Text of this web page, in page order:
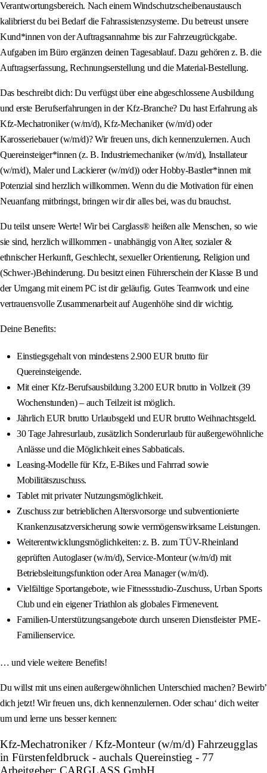
Verantwortungsbereich. Nach einem Windschutzscheibenaustausch
kalibrierst du bei Bedarf die Fahrassistenzsysteme. Du betreust unsere
Kund*innen von der Auftragsannahme bis zur Fahrzeugrückgabe.
Aufgaben im Büro ergänzen deinen Tagesablauf. Dazu gehören z. B. die
Auftragserfassung, Rechnungserstellung und die Material-Bestellung.
Das beschreibt dich: Du verfügst über eine abgeschlossene Ausbildung
und erste Berufserfahrungen in der Kfz-Branche? Du hast Erfahrung als
Kfz-Mechatroniker (w/m/d), Kfz-Mechaniker (w/m/d) oder
Karosseriebauer (w/m/d)? Wir freuen uns, dich kennenzulernen. Auch
Quereinsteiger*innen (z. B. Industriemechaniker (w/m/d), Installateur
(w/m/d), Maler und Lackierer (w/m/d)) oder Hobby-Bastler*innen mit
Potenzial sind herzlich willkommen. Wenn du die Motivation für einen
Neuanfang mitbringst, bringen wir dir alles bei, was du brauchst.
Du teilst unsere Werte! Wir bei Carglass® heißen alle Menschen, so wie
sie sind, herzlich willkommen - unabhängig von Alter, sozialer &
ethnischer Herkunft, Geschlecht, sexueller Orientierung, Religion und
(Schwer-)Behinderung. Du besitzt einen Führerschein der Klasse B und
der Umgang mit einem PC ist dir geläufig. Gutes Teamwork und eine
vertrauensvolle Zusammenarbeit auf Augenhöhe sind dir wichtig.
Deine Benefits:
Einstiegsgehalt von mindestens 2.900 EUR brutto für
Quereinsteigende.
Mit einer Kfz-Berufsausbildung 3.200 EUR brutto in Vollzeit (39
Wochenstunden) – auch Teilzeit ist möglich.
Jährlich EUR brutto Urlaubsgeld und EUR brutto Weihnachtsgeld.
30 Tage Jahresurlaub, zusätzlich Sonderurlaub für außergewöhnliche
Anlässe und die Möglichkeit eines Sabbaticals.
Leasing-Modelle für Kfz, E-Bikes und Fahrrad sowie
Mobilitätszuschuss.
Tablet mit privater Nutzungsmöglichkeit.
Zuschuss zur betrieblichen Altersvorsorge und subventionierte
Krankenzusatzversicherung sowie vermögenswirksame Leistungen.
Weiterentwicklungsmöglichkeiten: z. B. zum TÜV-Rheinland
geprüften Autoglaser (w/m/d), Service-Monteur (w/m/d) mit
Betriebsleitungsfunktion oder Area Manager (w/m/d).
Vielfältige Sportangebote, wie Fitnessstudio-Zuschuss, Urban Sports
Club und ein eigener Triathlon als globales Firmenevent.
Familien-Unterstützungsangebote durch unseren Dienstleister PME-
Familienservice.
… und viele weitere Benefits!
Du willst mit uns einen außergewöhnlichen Unterschied machen? Bewirb’
dich jetzt! Wir freuen uns, dich kennenzulernen. Oder schau‘ dich weiter
um und lerne uns besser kennen:
Kfz-Mechatroniker / Kfz-Monteur (w/m/d) Fahrzeugglas
in Fürstenfeldbruck - auchals Quereinstieg - 77
Arbeitgeber: CARGLASS GmbH